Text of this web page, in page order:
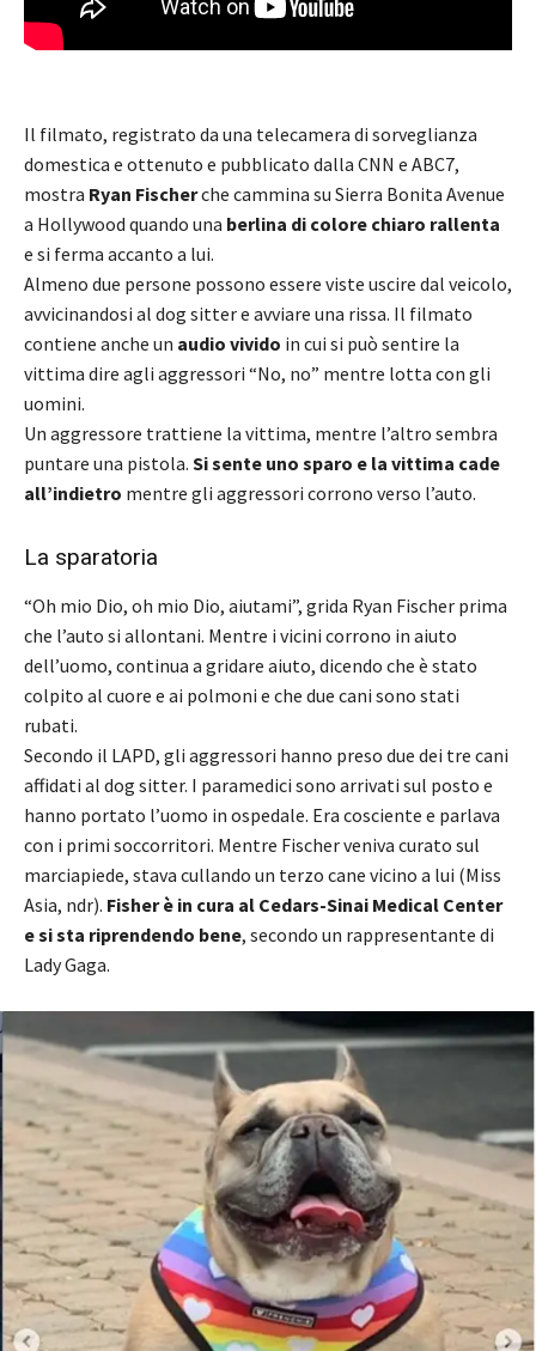
Il filmato, registrato da una telecamera di sorveglianza
domestica e ottenuto e pubblicato dalla CNN e ABC7,
mostra Ryan Fischerche cammina su Sierra Bonita Avenue
a Hollywood quando una berlina di colore chiaro rallenta
e si ferma accanto a lui.
Almeno due persone possono essere viste uscire dal veicolo,
avvicinandosi al dog sitter e avviare una rissa. Il filmato
contiene anche un audio vivido in cui si può sentire la
vittima dire agli aggressori “No, no” mentre lotta con gli
uomini.
Un aggressore trattiene la vittima, mentre l’altro sembra
puntare una pistola. Si sente uno sparo e la vittima cade
all’indietro mentre gli aggressori corrono verso l’auto.
La sparatoria
“Oh mio Dio, oh mio Dio, aiutami”, grida Ryan Fischer prima
che l’auto si allontani. Mentre i vicini corrono in aiuto
dell’uomo, continua a gridare aiuto, dicendo che è stato
colpito al cuore e ai polmoni e che due cani sono stati
rubati.
Secondo il LAPD, gli aggressori hanno preso due dei tre cani
affidati al dog sitter. I paramedici sono arrivati ​​sul posto e
hanno portato l’uomo in ospedale. Era cosciente e parlava
con i primi soccorritori. Mentre Fischer veniva curato sul
marciapiede, stava cullando un terzo cane vicino a lui (Miss
Asia, ndr). Fisher è in cura al Cedars-Sinai Medical Center
e si sta riprendendo bene, secondo un rappresentante di
Lady Gaga.